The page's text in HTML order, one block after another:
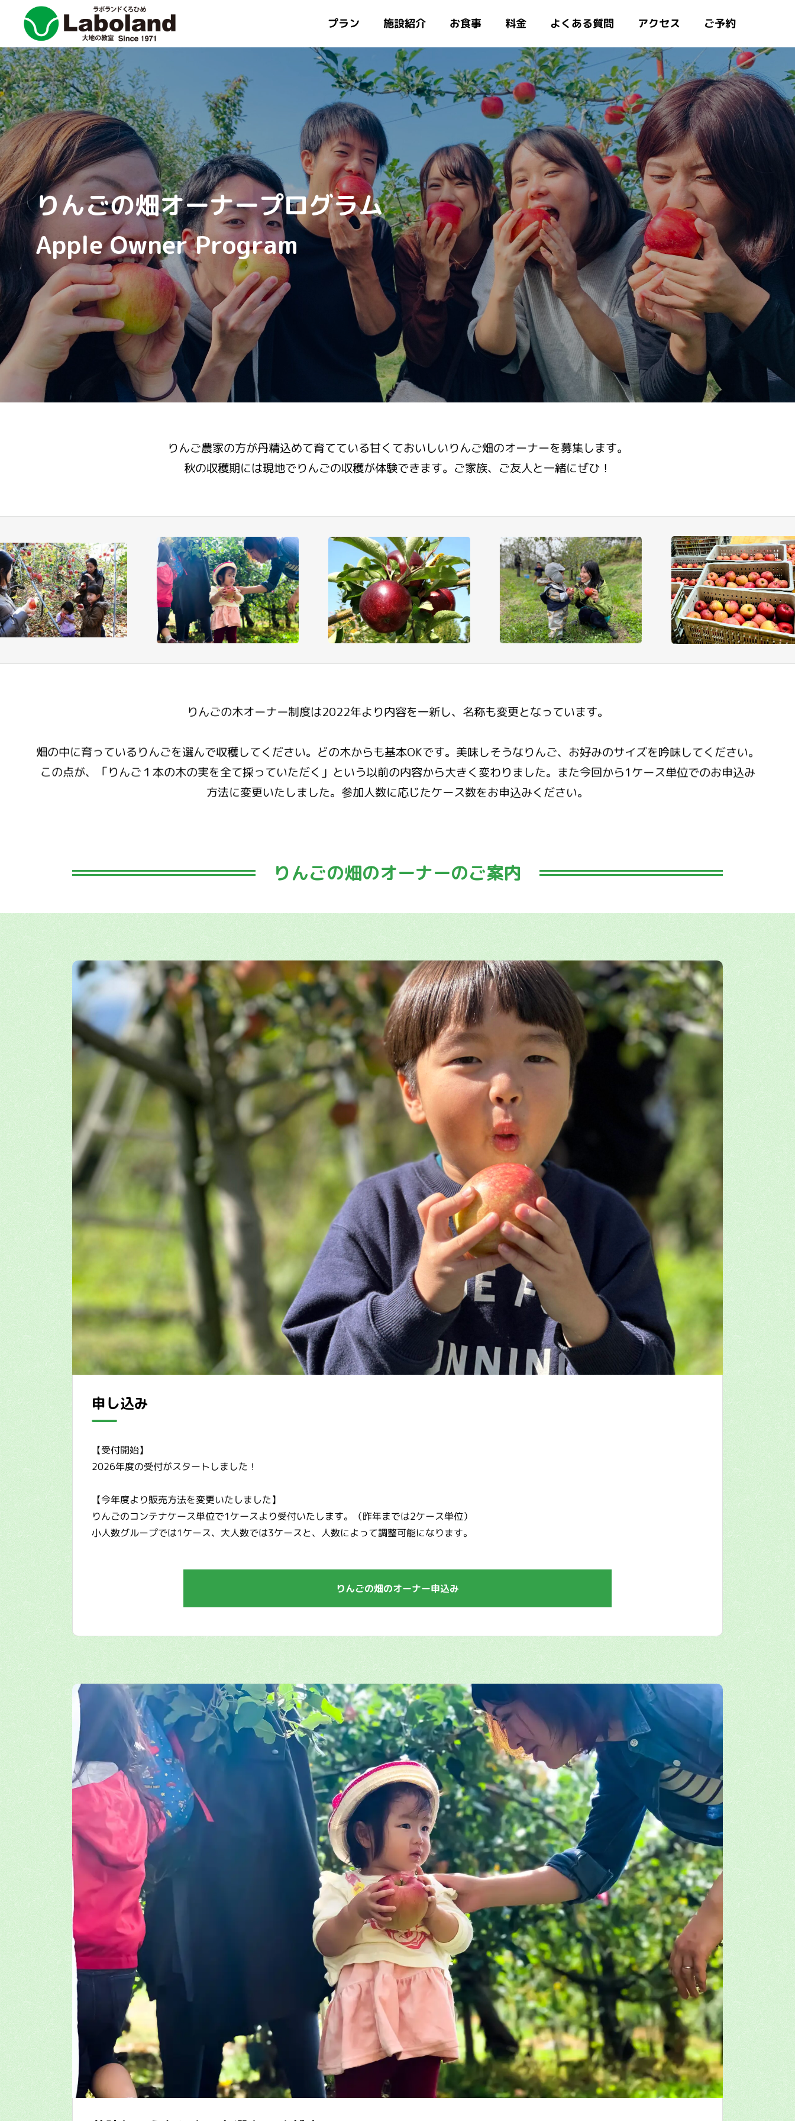
プラン 施設紹介 お食事 料金 よくある質問 アクセス ご予約
りんごの畑オーナープログラム
Apple Owner Program
りんご農家の方が丹精込めて育てている甘くておいしいりんご畑のオーナーを募集します。
秋の収穫期には現地でりんごの収穫が体験できます。ご家族、ご友人と一緒にぜひ！
りんごの木オーナー制度は2022年より内容を一新し、名称も変更となっています。
畑の中に育っているりんごを選んで収穫してください。どの木からも基本OKです。美味しそうなりんご、お好みのサイズを吟味してください。
この点が、「りんご１本の木の実を全て採っていただく」という以前の内容から大きく変わりました。また今回から1ケース単位でのお申込み
方法に変更いたしました。参加人数に応じたケース数をお申込みください。
りんごの畑のオーナーのご案内
申し込み
【受付開始】
2026年度の受付がスタートしました！
【今年度より販売方法を変更いたしました】
りんごのコンテナケース単位で1ケースより受付いたします。（昨年までは2ケース単位）
小人数グループでは1ケース、大人数では3ケースと、人数によって調整可能になります。
りんごの畑のオーナー申込み